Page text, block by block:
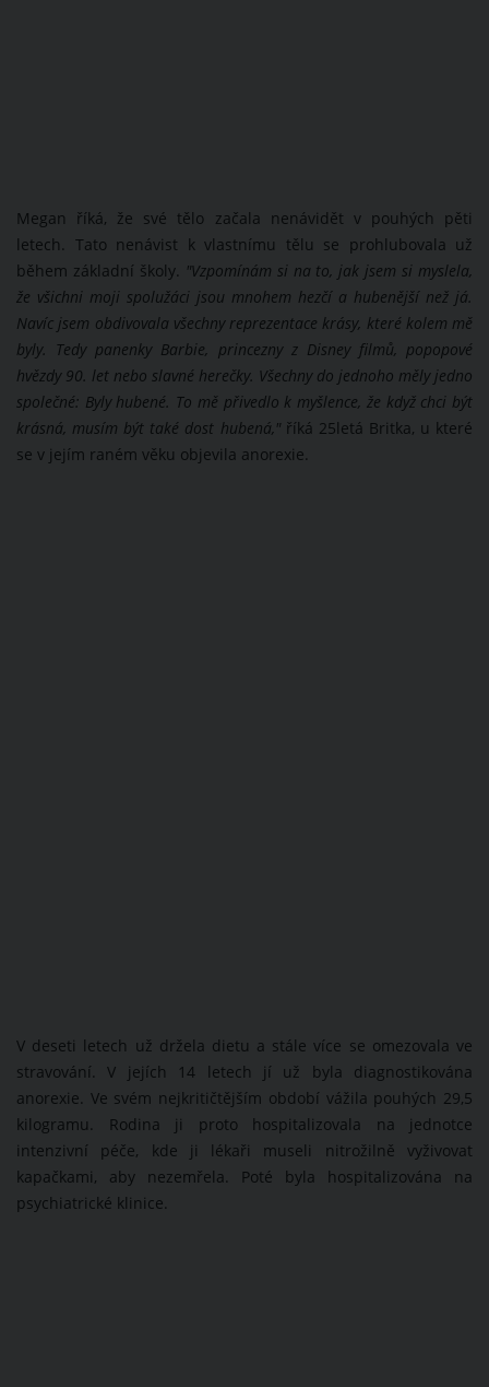
Megan říká, že své tělo začala nenávidět v pouhých pěti
letech. Tato nenávist k vlastnímu tělu se prohlubovala už
během základní školy. "Vzpomínám si na to, jak jsem si myslela,
že všichni moji spolužáci jsou mnohem hezčí a hubenější než já.
Navíc jsem obdivovala všechny reprezentace krásy, které kolem mě
byly. Tedy panenky Barbie, princezny z Disney filmů, popopové
hvězdy 90. let nebo slavné herečky. Všechny do jednoho měly jedno
společné: Byly hubené. To mě přivedlo k myšlence, že když chci být
krásná, musím být také dost hubená," říká 25letá Britka, u které
se v jejím raném věku objevila anorexie.
V deseti letech už držela dietu a stále více se omezovala ve
stravování. V jejích 14 letech jí už byla diagnostikována
anorexie. Ve svém nejkritičtějším období vážila pouhých 29,5
kilogramu. Rodina ji proto hospitalizovala na jednotce
intenzivní péče, kde ji lékaři museli nitrožilně vyživovat
kapačkami, aby nezemřela. Poté byla hospitalizována na
psychiatrické klinice.